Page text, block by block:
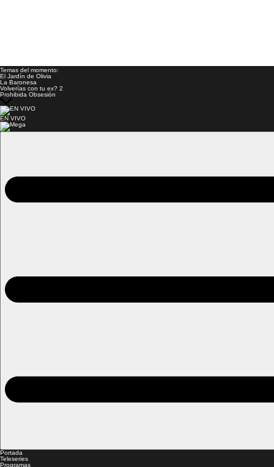
Temas del momento:
El Jardín de Olivia
La Baronesa
Volverías con tu ex? 2
Prohibida Obsesión
EN VIVO
Portada
Teleseries
Programas